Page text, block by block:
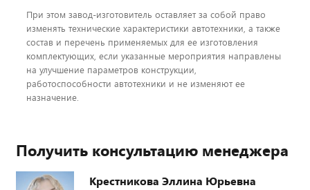
При этом завод-изготовитель оставляет за собой право
изменять технические характеристики автотехники, а также
состав и перечень применяемых для ее изготовления
комплектующих, если указанные мероприятия направлены
на улучшение параметров конструкции,
работоспособности автотехники и не изменяют ее
назначение.
Получить консультацию менеджера
Крестникова Эллина Юрьевна